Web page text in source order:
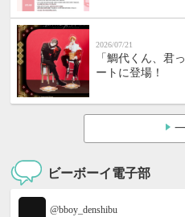
2026/07/21
「鯛代くん、君
ートに登場！
ビーボーイ電子部
@bboy_denshibu